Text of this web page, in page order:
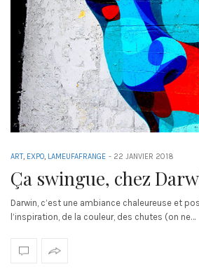
ART, EXPO, LAMEUFAFRANGE - 22 JANVIER 2018
Ça swingue, chez
Darwin, c’est une ambiance chaleureuse et
l’inspiration, de la couleur, des chutes (on ne…